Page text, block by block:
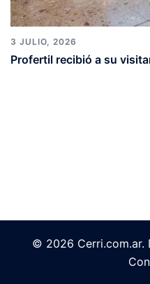
3 JULIO, 2026
Profertil recibió a su
© 2026 Cerri.com.ar.